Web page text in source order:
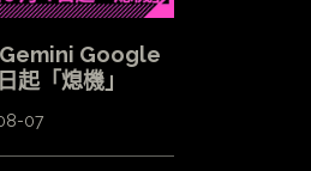
Gemini Google
起「熄機」
07